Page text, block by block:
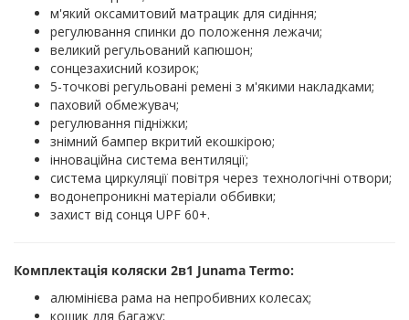
м'який оксамитовий матрацик для сидіння;
регулювання спинки до положення лежачи;
великий регульований капюшон;
сонцезахисний козирок;
5-точкові регульовані ремені з м'якими накладками;
паховий обмежувач;
регулювання підніжки;
знімний бампер вкритий екошкірою;
інноваційна система вентиляції;
система циркуляції повітря через технологічні отвори;
водонепроникні матеріали оббивки;
захист від сонця UPF 60+.
Комплектація коляски 2в1 Junama Termo:
алюмінієва рама на непробивних колесах;
кошик для багажу;